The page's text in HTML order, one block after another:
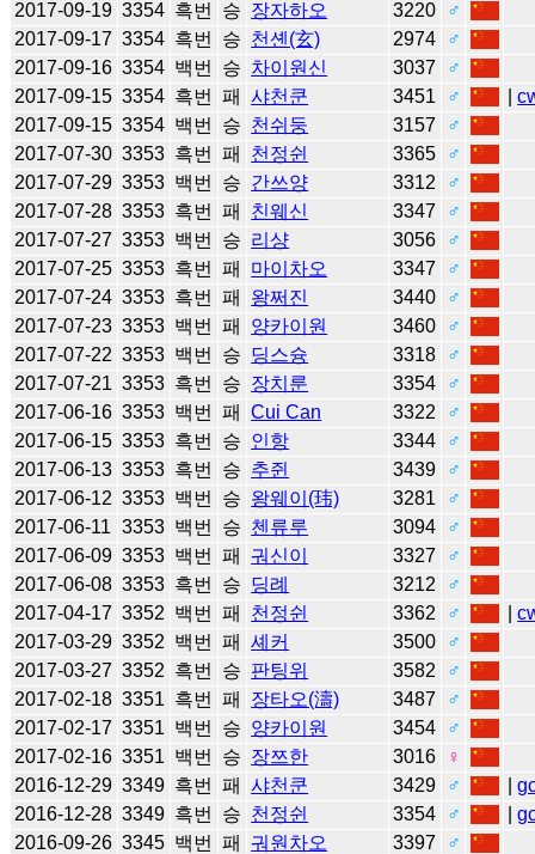
2017-09-19 3354 흑번 승 장자하오 3220
♂
2017-09-17 3354 흑번 승 천셴(玄) 2974
♂
2017-09-16 3354 백번 승 차이원신 3037
♂
2017-09-15 3354 흑번 패 샤천쿤 3451 ♂ |
2017-09-15 3354 백번 승 천쉬둥 3157
♂
2017-07-30 3353 흑번 패 천정쉰 3365
♂
2017-07-29 3353 백번 승 간쓰양 3312
♂
2017-07-28 3353 흑번 패 친웨신 3347
♂
2017-07-27 3353 백번 승 리샹 3056
♂
2017-07-25 3353 흑번 패 마이차오 3347
♂
2017-07-24 3353 흑번 패 왕쩌진 3440
♂
2017-07-23 3353 백번 패 양카이원 3460
♂
2017-07-22 3353 백번 승 딩스슝 3318
♂
2017-07-21 3353 흑번 승 장치룬 3354
♂
2017-06-16 3353 백번 패 Cui Can 3322
♂
2017-06-15 3353 흑번 승 인항 3344
♂
2017-06-13 3353 흑번 승 추쥔 3439
♂
2017-06-12 3353 백번 승 왕웨이(玮) 3281
♂
2017-06-11 3353 백번 승 첸류루 3094
♂
2017-06-09 3353 백번 패 궈신이 3327
♂
2017-06-08 3353 흑번 승 딩례 3212
♂
2017-04-17 3352 백번 패 천정쉰 3362 ♂ |
2017-03-29 3352 백번 패 셰커 3500
♂
2017-03-27 3352 흑번 승 판팅위 3582
♂
2017-02-18 3351 흑번 패 장타오(濤) 3487
♂
2017-02-17 3351 백번 승 양카이원 3454
♂
2017-02-16 3351 백번 승 장쯔한 3016
♀
2016-12-29 3349 흑번 패 샤천쿤 3429 ♂ |
2016-12-28 3349 흑번 승 천정쉰 3354 ♂ |
2016-09-26 3345 백번 패 궈원차오 3397
♂